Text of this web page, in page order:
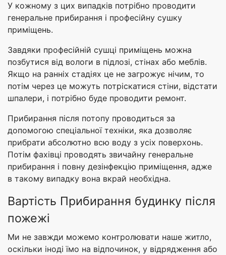
У кожному з цих випадків потрібно проводити
генеральне прибирання і професійну сушку
приміщень.
Завдяки професійній сушці приміщень можна
позбутися від вологи в підлозі, стінах або меблів.
Якщо на ранніх стадіях це не загрожує нічим, то
потім через це можуть потріскатися стіни, відстати
шпалери, і потрібно буде проводити ремонт.
Прибирання після потопу проводиться за
допомогою спеціальної техніки, яка дозволяє
прибрати абсолютно всю воду з усіх поверхонь.
Потім фахівці проводять звичайну генеральне
прибирання і повну дезінфекцію приміщення, адже
в такому випадку вона вкрай необхідна.
Вартість Прибирання будинку після
пожежі
Ми не завжди можемо контролювати наше житло,
оскільки іноді їмо на відпочинок, у відрядження або